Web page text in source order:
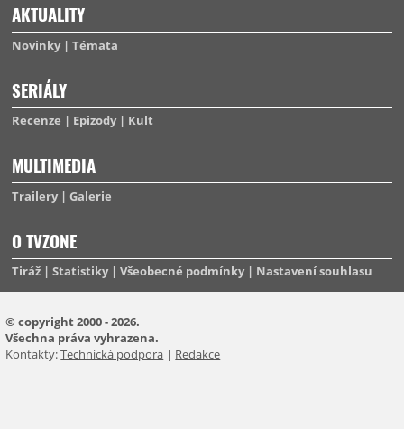
AKTUALITY
Novinky Témata
SERIÁLY
Recenze Epizody Kult
MULTIMEDIA
Trailery Galerie
O TVZONE
Tiráž Statistiky Všeobecné podmínky Nastavení souhlasu
© copyright 2000 - 2026.
Všechna práva vyhrazena.
Kontakty:Technická podpora | Redakce